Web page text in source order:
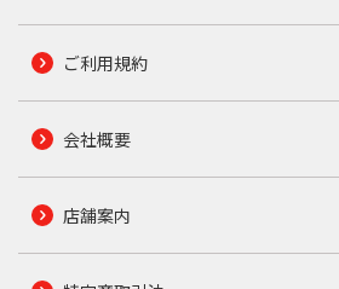
ご利用規約
会社概要
店舗案内